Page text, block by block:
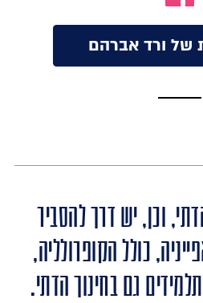
של ורד אברהם
וכן, יש דרך להסביר
כולל הקופרולליה,
גם בחינוך הדתי.